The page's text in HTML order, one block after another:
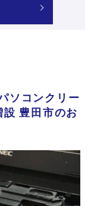
ソコンクリー
豊田市のお